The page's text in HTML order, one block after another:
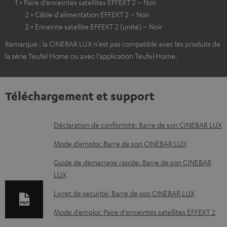
1 × Paire d'enceintes satellites EFFEKT 2 – Noir
2 × Câble d'alimentation EFFEKT 2 – Noir
2 × Enceinte satellite EFFEKT 2 (unité) – Noir
Remarque : la CINEBAR LUX n'est pas compatible avec les produits de
la série Teufel Home ou avec l'application Teufel Home.
Téléchargement et support
D
o
u
e
n
Déclaration de conformité: Barre de son CINEBAR LUX
Mode d’emploi: Barre de son CINEBAR LUX
Guide de démarrage rapide: Barre de son CINEBAR
LUX
Livret de sécurité: Barre de son CINEBAR LUX
Mode d’emploi: Paire d'enceintes satellites EFFEKT 2